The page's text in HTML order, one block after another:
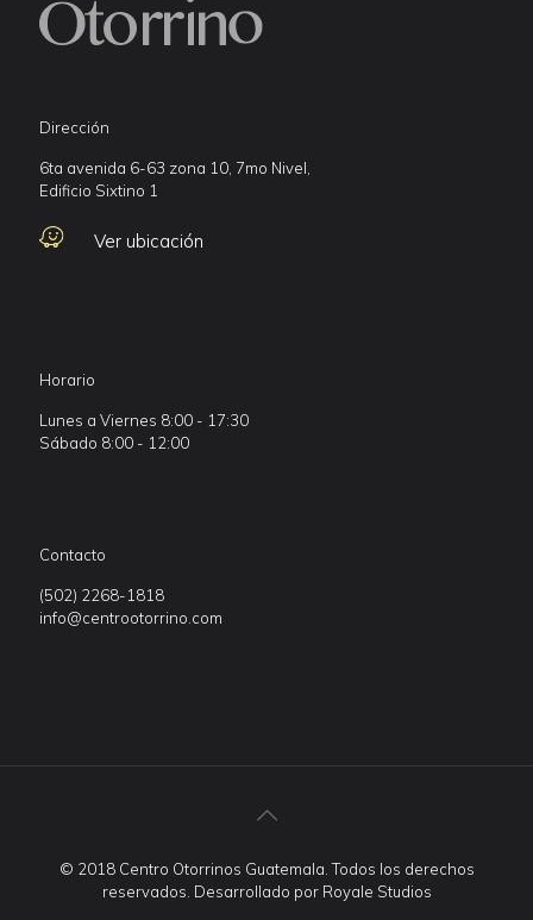
Dirección
6ta avenida 6-63 zona 10, 7mo Nivel,
Edificio Sixtino 1
Ver ubicación
Horario
Lunes a Viernes 8:00 - 17:30
Sábado 8:00 - 12:00
Contacto
(502) 2268-1818
info@centrootorrino.com
© 2018 Centro Otorrinos Guatemala. Todos los derechos
reservados. Desarrollado por Royale Studios